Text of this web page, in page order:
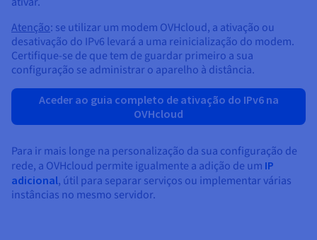
Atenção: se utilizar um modem OVHcloud, a ativação ou
desativação do IPv6 levará a uma reinicialização do modem.
Certifique-se de que tem de guardar primeiro a sua
configuração se administrar o aparelho à distância.
Aceder ao guia completo de ativação do IPv6 na
OVHcloud
Para ir mais longe na personalização da sua configuração de
rede, a OVHcloud permite igualmente a adição de um IP
adicional, útil para separar serviços ou implementar várias
instâncias no mesmo servidor.